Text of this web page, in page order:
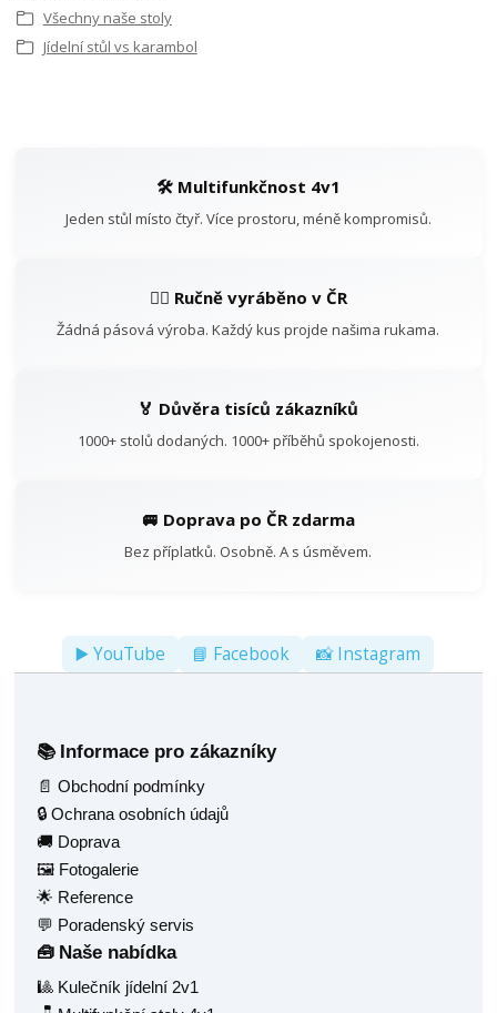
Všechny naše stoly
Jídelní stůl vs karambol
🛠️ Multifunkčnost 4v1
Jeden stůl místo čtyř. Více prostoru, méně kompromisů.
👷‍♂️ Ručně vyráběno v ČR
Žádná pásová výroba. Každý kus projde našima rukama.
🏅 Důvěra tisíců zákazníků
1000+ stolů dodaných. 1000+ příběhů spokojenosti.
🚐 Doprava po ČR zdarma
Bez příplatků. Osobně. A s úsměvem.
▶️ YouTube 📘 Facebook 📸 Instagram
📚 Informace pro zákazníky
📄 Obchodní podmínky
🔒 Ochrana osobních údajů
🚚 Doprava
🖼️ Fotogalerie
🌟 Reference
💬 Poradenský servis
🧰 Naše nabídka
🎱 Kulečník jídelní 2v1